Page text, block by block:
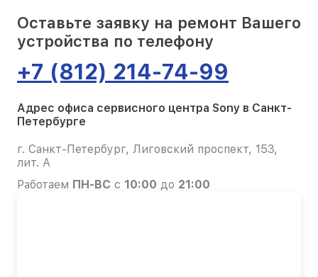
Оставьте заявку на ремонт Вашего
устройства по телефону
+7 (812) 214-74-99
Адрес офиса сервисного центра Sony в Санкт-
Петербурге
г. Санкт-Петербург, Лиговский проспект, 153,
лит. А
Работаем ПН-ВС с 10:00 до 21:00